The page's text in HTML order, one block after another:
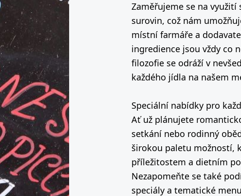
Zaměřujeme se na využití
surovin, což nám
místní farmáře a
ingredience jsou vždy co
filozofie se odráží v
každého jídla na našem
Speciální nabídky pro
Ať už plánujete
setkání nebo rodinný
širokou paletu možností,
příležitostem a dietním
Nezapomeňte se také
speciály a tematické